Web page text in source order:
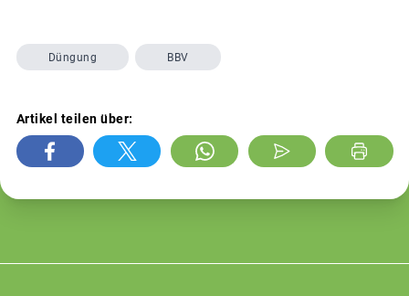
Düngung BBV
Artikel teilen über: